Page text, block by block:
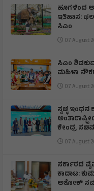
ಹೂಗಳಿಂದ
ಇತಿಹಾಸ:
ಸಿಎಂ
07 August
ಸಿಎಂ
ಮಹಿಳಾ
07 August
ಸ್ವಚ್ಛ ಇಂಧನ
ಕೇಂದ್ರ
07 August
ಸರ್ಕಾರದ
ಕಾದಾಟ:
ಅಶೋಕ್